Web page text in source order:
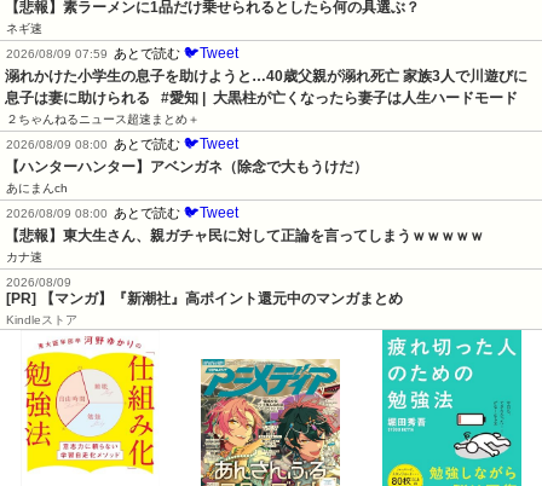
【悲報】素ラーメンに1品だけ乗せられるとしたら何の具選ぶ？
ネギ速
2026/08/09 07:59
あとで読む 🐦Tweet
溺れかけた小学生の息子を助けようと…40歳父親が溺れ死亡 家族3人で川遊びに
息子は妻に助けられる   #愛知 |  大黒柱が亡くなったら妻子は人生ハードモード
２ちゃんねるニュース超速まとめ＋
2026/08/09 08:00
あとで読む 🐦Tweet
【ハンターハンター】アベンガネ（除念で大もうけだ）
あにまんch
2026/08/09 08:00
あとで読む 🐦Tweet
【悲報】東大生さん、親ガチャ民に対して正論を言ってしまうｗｗｗｗｗ
カナ速
2026/08/09
[PR] 【マンガ】『新潮社』高ポイント還元中のマンガまとめ
Kindleストア